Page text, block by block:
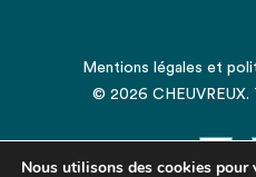
Mentions légales et
© 2026
Nous utilisons des cookies